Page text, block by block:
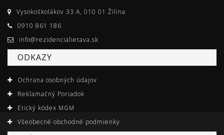
Vysokoškolákov 33 A, 010 01 Žilina
0910 861 186
info@rezidencialietava.sk
ODKAZY
Ochrana osobných údajov
Reklamačný Poriadok
Etický kódex MGM
Všeobecné obchodné podmienky